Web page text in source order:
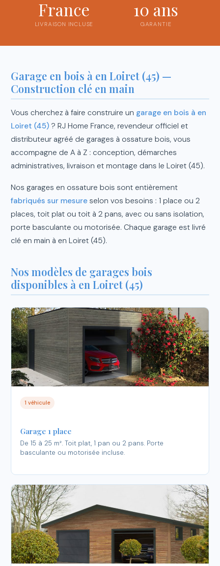
France
LIVRAISON INCLUSE
10 ans
GARANTIE
Garage en bois à en Loiret (45) —
Construction clé en main
Vous cherchez à faire construire un garage en bois à en
Loiret (45) ? RJ Home France, revendeur officiel et
distributeur agréé de garages à ossature bois, vous
accompagne de A à Z : conception, démarches
administratives, livraison et montage dans le Loiret (45).
Nos garages en ossature bois sont entièrement
fabriqués sur mesure selon vos besoins : 1 place ou 2
places, toit plat ou toit à 2 pans, avec ou sans isolation,
porte basculante ou motorisée. Chaque garage est livré
clé en main à en Loiret (45).
Nos modèles de garages bois
disponibles à en Loiret (45)
1 véhicule
Garage 1 place
De 15 à 25 m². Toit plat, 1 pan ou 2 pans. Porte
basculante ou motorisée incluse.